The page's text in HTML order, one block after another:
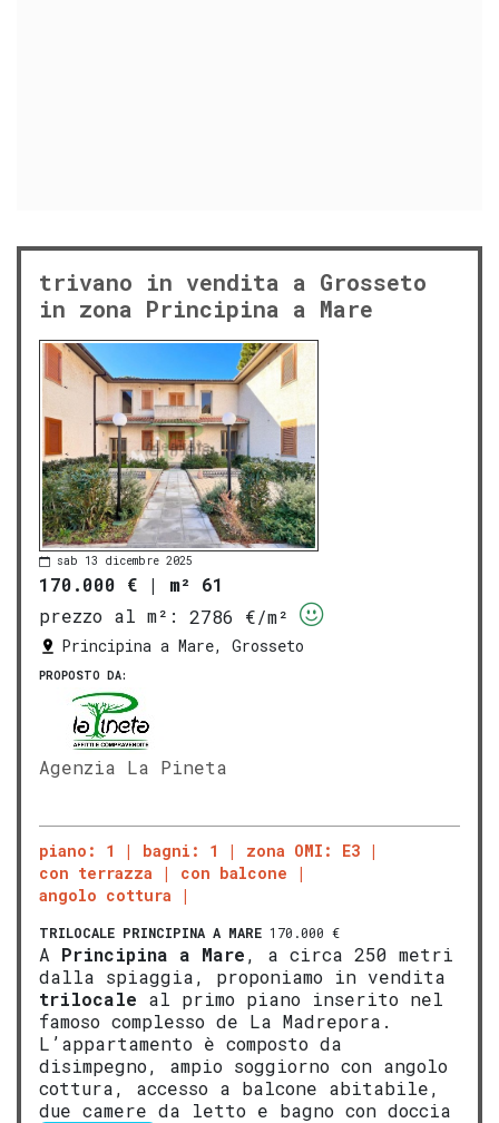
trivano in vendita a Grosseto
in zona Principina a Mare
sab 13 dicembre 2025
170.000 € | m² 61
prezzo al m²:
2786 €/m²
Principina a Mare, Grosseto
PROPOSTO DA:
Agenzia La Pineta
piano: 1 bagni: 1
zona OMI: E3
con terrazza
con balcone
angolo cottura
TRILOCALE PRINCIPINA A MARE 170.000 €
A Principina a Mare, a circa 250 metri
dalla spiaggia, proponiamo in vendita
trilocale al primo piano inserito nel
famoso complesso de La Madrepora.
L’appartamento è composto da
disimpegno, ampio soggiorno con angolo
cottura, accesso a balcone abitabile,
due camere da letto e bagno con doccia